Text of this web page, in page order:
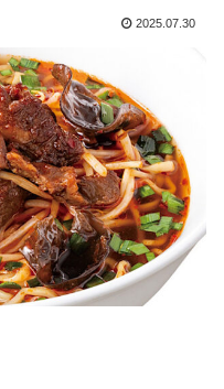
2025.07.30